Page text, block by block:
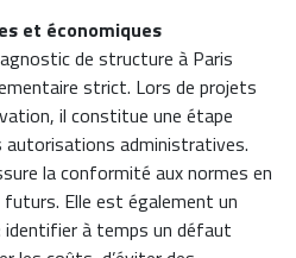
et économiques
de structure à Paris
strict. Lors de projets
il constitue une étape
administratives.
la conformité aux normes en
Elle est également un
à temps un défaut